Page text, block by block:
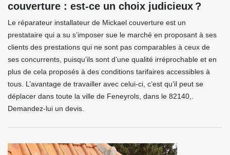
couverture : est-ce un choix judicieux ?
Le réparateur installateur de Mickael couverture est un
prestataire qui a su s’imposer sue le marché en proposant à ses
clients des prestations qui ne sont pas comparables à ceux de
ses concurrents, puisqu’ils sont d’une qualité irréprochable et en
plus de cela proposés à des conditions tarifaires accessibles à
tous. L’avantage de travailler avec celui-ci, c’est qu’il peut se
déplacer dans toute la ville de Feneyrols, dans le 82140,.
Demandez-lui un devis.